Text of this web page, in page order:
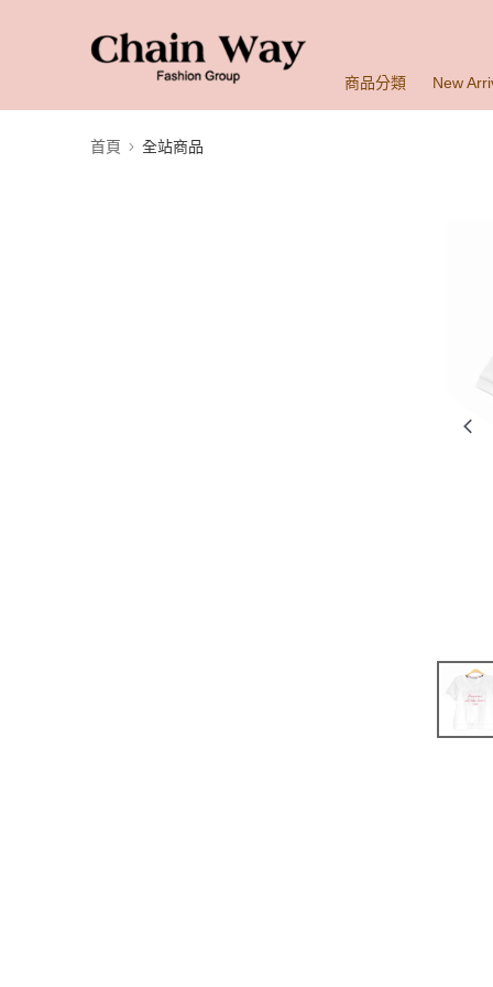
商品分類 New
首頁 全站商品